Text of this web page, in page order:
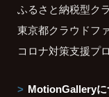
ふるさと納税型ク
東京都クラウドフ
コロナ対策支援プ
MotionGalleryに